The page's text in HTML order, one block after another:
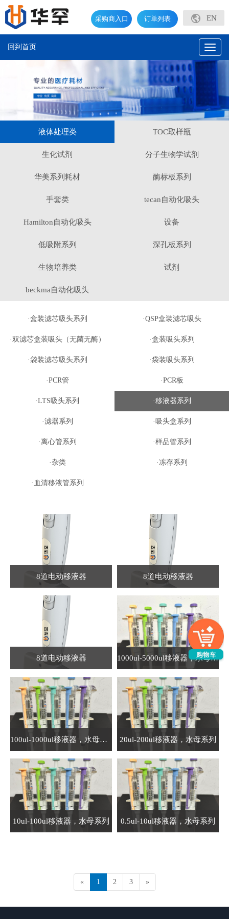
EN
订单列表
采购商入口
Toggle
回到首页
液体处理类 TOC取样瓶
生化试剂 分子生物学试剂
华美系列耗材 酶标板系列
手套类 tecan自动化吸头
Hamilton自动化吸头 设备
低吸附系列 深孔板系列
生物培养类 试剂
beckma自动化吸头
·盒装滤芯吸头系列 ·QSP盒装滤芯吸头
·双滤芯盒装吸头（无菌无酶） ·盒装吸头系列
·袋装滤芯吸头系列 ·袋装吸头系列
·PCR管 ·PCR板
·LTS吸头系列 ·移液器系列
·滤器系列 ·吸头盒系列
·离心管系列 ·样品管系列
·杂类 ·冻存系列
·血清移液管系列
8道电动移液器 8道电动移液器
8道电动移液器 1000ul-5000ul移液器，水母系列
100ul-1000ul移液器，水母系列 20ul-200ul移液器，水母系列
10ul-100ul移液器，水母系列 0.5ul-10ul移液器，水母系列
« 1 2 3 »